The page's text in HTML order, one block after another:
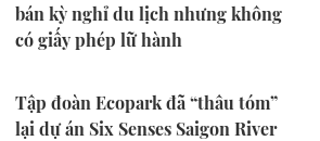
bán kỳ nghỉ du lịch nhưng không
có giấy phép lữ hành
Tập đoàn Ecopark đã “thâu tóm”
lại dự án Six Senses Saigon River